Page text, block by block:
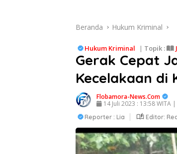
Beranda Hukum Kriminal
Hukum Kriminal | Topik :
Gerak Cepat
Kecelakaan di
Flobamora-News.Com
14 Juli 2023 : 13:58 WITA |
Reporter : Lia Editor: